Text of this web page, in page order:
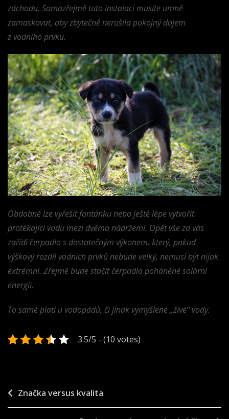
záchodu. Samozřejmě tuto instalaci musíte umně
zamaskovat, aby zbytečně nerušila pokojný dojem
z vodního prvku.
Obdobně lze vyřešit fontánku nebo ještě lépe vytvořit
protékající vodu mezi dvěma nádržemi. Opět vše za vás
zařídí čerpadlo s dostatečným výkonem, který, pokud
výškový rozdíl vodních prvků nebude velký, nemusí být nijak
extrémní. Zřejmě bude stačit čerpadlo poháněné solární
energií.
To samé platí u vodopádů, či jinak vymyšlené „živé“ vody.
3.5/5 - (10 votes)
Navigace
pro
Značka versus kvalita